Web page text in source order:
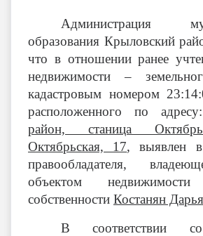
Администрация
образования Крыловский
что в отношении ранее
недвижимости –
кадастровым номером
расположенного по
район, станица
Октябрьская, 17,выявлен
правообладателя,
объектом
собственности Костанян
В соответствии